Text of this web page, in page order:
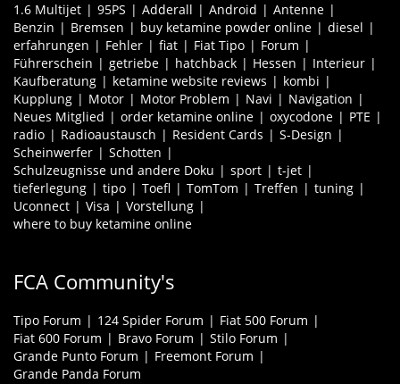
1.6 Multijet 95PS Adderall Android
Antenne
Benzin
Bremsen buy ketamine powder online
diesel
erfahrungen
Fehler fiat Fiat Tipo
Forum
Führerschein
getriebe hatchback Hessen
Interieur
Kaufberatung
ketamine website reviews
kombi
Kupplung
Motor Motor Problem Navi
Navigation
Neues Mitglied
order ketamine online oxycodone
PTE
radio
Radioaustausch Resident Cards
S-Design
Scheinwerfer
Schotten
Schulzeugnisse und andere Doku
sport
t-jet
tieferlegung
tipo Toefl TomTom Treffen
tuning
Uconnect
Visa
Vorstellung
where to buy ketamine online
FCA Community's
Tipo Forum 124 Spider Forum
Fiat 500 Forum
Fiat 600 Forum
Bravo Forum
Stilo Forum
Grande Punto Forum
Freemont Forum
Grande Panda Forum